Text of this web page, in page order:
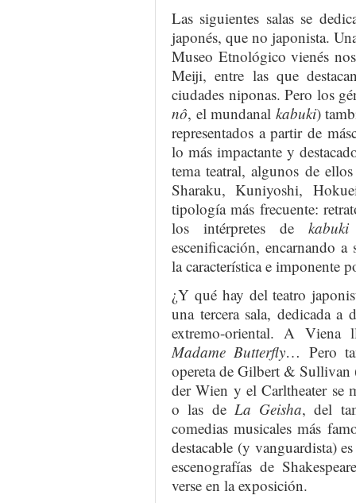
Las siguientes salas se
japonés, que no japonista.
Museo Etnológico vienés
Meiji, entre las que
ciudades niponas. Pero los
nô, el mundanal kabuki)
representados a partir de
lo más impactante y
tema teatral, algunos de
Sharaku, Kuniyoshi,
tipología más frecuente:
los intérpretes de kabuki
escenificación, encarnando a
la característica e imponente
¿Y qué hay del teatro
una tercera sala, dedicada a
extremo-oriental. A Viena
Madame Butterfly… Pero
opereta de Gilbert & Sullivan
der Wien y el Carltheater se
o las de La Geisha, del
comedias musicales más
destacable (y vanguardista)
escenografías de
verse en la exposición.